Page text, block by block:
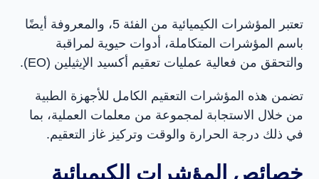
تعتبر المؤشرات الكيميائية من الفئة 5، والمعروفة أيضًا
باسم المؤشرات المتكاملة، أدوات حيوية لمراقبة
والتحقق من فعالية عمليات تعقيم أكسيد الإيثيلين (EO).
تضمن هذه المؤشرات التعقيم الكامل للأجهزة الطبية
من خلال الاستجابة لمجموعة من معلمات العملية، بما
في ذلك درجة الحرارة والوقت وتركيز غاز التعقيم.
خصائص المؤشرات الكيميائية
وبلاگ
تماس با ما
Copyright © ۲۰۲۵.